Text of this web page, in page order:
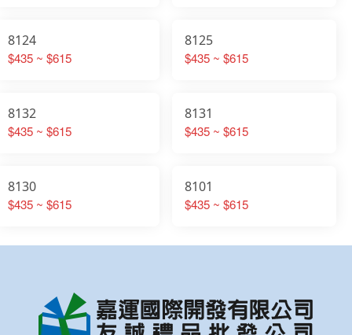
8124
$435 ~ $615
8125
$435 ~ $615
8132
$435 ~ $615
8131
$435 ~ $615
8130
$435 ~ $615
8101
$435 ~ $615